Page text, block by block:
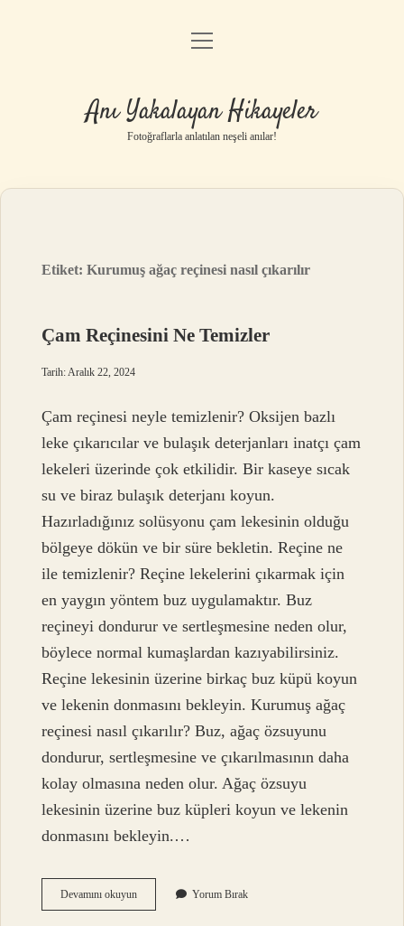
Anasayfa
Yasal Uyarı
menüyü
Anı Yakalayan Hikayeler
Fotoğraflarla anlatılan neşeli anılar!
Etiket:Kurumuş ağaç reçinesi nasıl çıkarılır
Çam Reçinesini Ne Temizler
Tarih: Aralık 22, 2024
Çam reçinesi neyle temizlenir? Oksijen bazlı
leke çıkarıcılar ve bulaşık deterjanları inatçı çam
lekeleri üzerinde çok etkilidir. Bir kaseye sıcak
su ve biraz bulaşık deterjanı koyun.
Hazırladığınız solüsyonu çam lekesinin olduğu
bölgeye dökün ve bir süre bekletin. Reçine ne
ile temizlenir? Reçine lekelerini çıkarmak için
en yaygın yöntem buz uygulamaktır. Buz
reçineyi dondurur ve sertleşmesine neden olur,
böylece normal kumaşlardan kazıyabilirsiniz.
Reçine lekesinin üzerine birkaç buz küpü koyun
ve lekenin donmasını bekleyin. Kurumuş ağaç
reçinesi nasıl çıkarılır? Buz, ağaç özsuyunu
dondurur, sertleşmesine ve çıkarılmasının daha
kolay olmasına neden olur. Ağaç özsuyu
lekesinin üzerine buz küpleri koyun ve lekenin
donmasını bekleyin.…
Devamını okuyunÇam
Reçinesini
Yorum Bırak